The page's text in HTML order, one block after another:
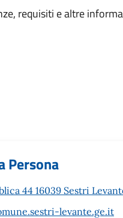
requisiti e altre
Persona
44 16039 Sestri
levante.ge.it